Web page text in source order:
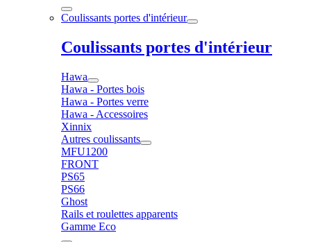
Coulissants portes d'intérieur
Coulissants portes d'intérieur
Hawa
Hawa - Portes bois
Hawa - Portes verre
Hawa - Accessoires
Xinnix
Autres coulissants
MFU1200
FRONT
PS65
PS66
Ghost
Rails et roulettes apparents
Gamme Eco